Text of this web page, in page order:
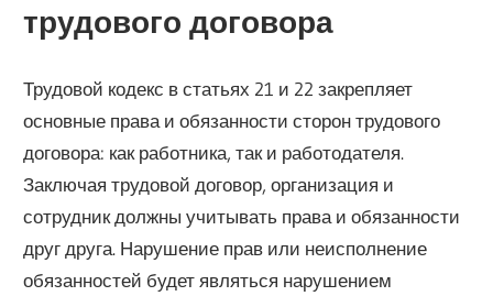
трудового договора
Трудовой кодекс в статьях 21 и 22 закрепляет
основные права и обязанности сторон трудового
договора: как работника, так и работодателя.
Заключая трудовой договор, организация и
сотрудник должны учитывать права и обязанности
друг друга. Нарушение прав или неисполнение
обязанностей будет являться нарушением